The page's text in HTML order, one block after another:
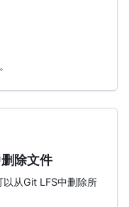
除文件
从Git LFS中删除所